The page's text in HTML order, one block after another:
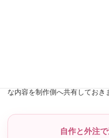
な内容を制作側へ共有しておき
自作と外注